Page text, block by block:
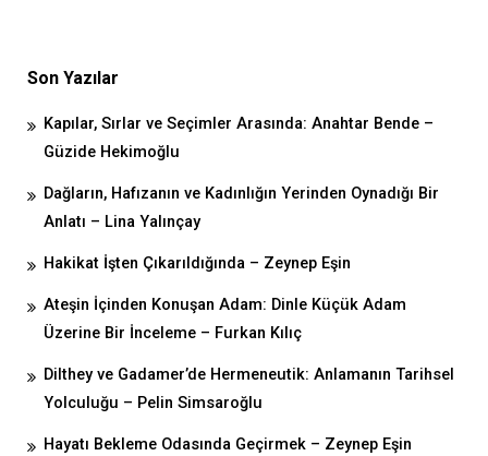
Son Yazılar
Kapılar, Sırlar ve Seçimler Arasında: Anahtar Bende –
Güzide Hekimoğlu
Dağların, Hafızanın ve Kadınlığın Yerinden Oynadığı Bir
Anlatı – Lina Yalınçay
Hakikat İşten Çıkarıldığında – Zeynep Eşin
Ateşin İçinden Konuşan Adam: Dinle Küçük Adam
Üzerine Bir İnceleme – Furkan Kılıç
Dilthey ve Gadamer’de Hermeneutik: Anlamanın Tarihsel
Yolculuğu – Pelin Simsaroğlu
Hayatı Bekleme Odasında Geçirmek – Zeynep Eşin